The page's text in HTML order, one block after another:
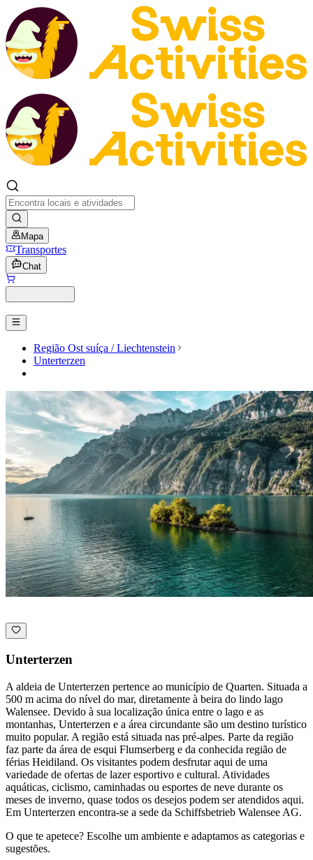
Mapa
Transportes
Chat
Região Ost suíça / Liechtenstein
Unterterzen
Unterterzen
A aldeia de Unterterzen pertence ao município de Quarten. Situada a
500 m acima do nível do mar, diretamente à beira do lindo lago
Walensee. Devido à sua localização única entre o lago e as
montanhas, Unterterzen e a área circundante são um destino turístico
muito popular. A região está situada nas pré-alpes. Parte da região
faz parte da área de esqui Flumserberg e da conhecida região de
férias Heidiland. Os visitantes podem desfrutar aqui de uma
variedade de ofertas de lazer esportivo e cultural. Atividades
aquáticas, ciclismo, caminhadas ou esportes de neve durante os
meses de inverno, quase todos os desejos podem ser atendidos aqui.
Em Unterterzen encontra-se a sede da Schiffsbetrieb Walensee AG.
O que te apetece? Escolhe um ambiente e adaptamos as categorias e
sugestões.